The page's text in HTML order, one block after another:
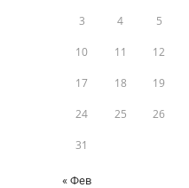
3 4 5
10 11 12
17 18 19
24 25 26
31
« Фев